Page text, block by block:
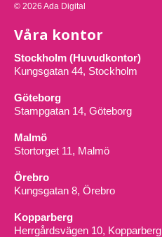
© 2026 Ada Digital
Våra kontor
Stockholm (Huvudkontor)
Kungsgatan 44, Stockholm
Göteborg
Stampgatan 14, Göteborg
Malmö
Stortorget 11, Malmö
Örebro
Kungsgatan 8, Örebro
Kopparberg
Herrgårdsvägen 10, Kopparberg